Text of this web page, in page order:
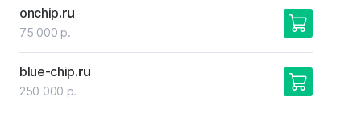
onchip.ru
75 000 р.
blue-chip.ru
250 000 р.